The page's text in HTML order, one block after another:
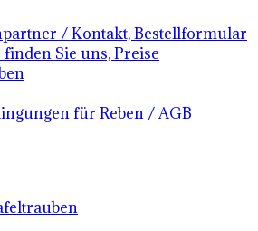
/ Kontakt, Bestellformular
finden Sie uns, Preise
für Reben / AGB